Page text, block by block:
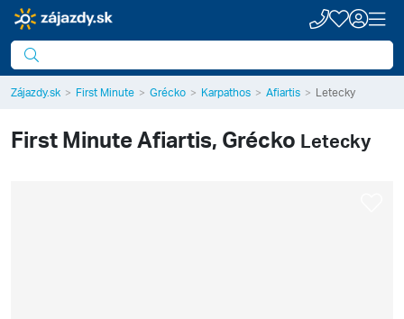
Zájazdy.sk First Minute Grécko Karpathos Afiartis Letecky
First MinuteAfiartis, Grécko Letecky